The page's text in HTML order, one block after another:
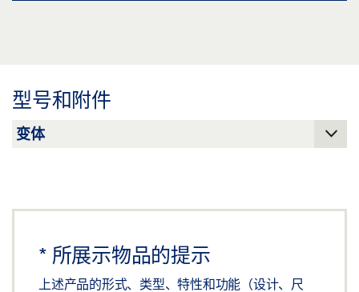
下载 (.PDF | 560 KB)
型号和附件
* 所展示物品的提示
上述产品的形式、类型、特性和功能（设计、尺